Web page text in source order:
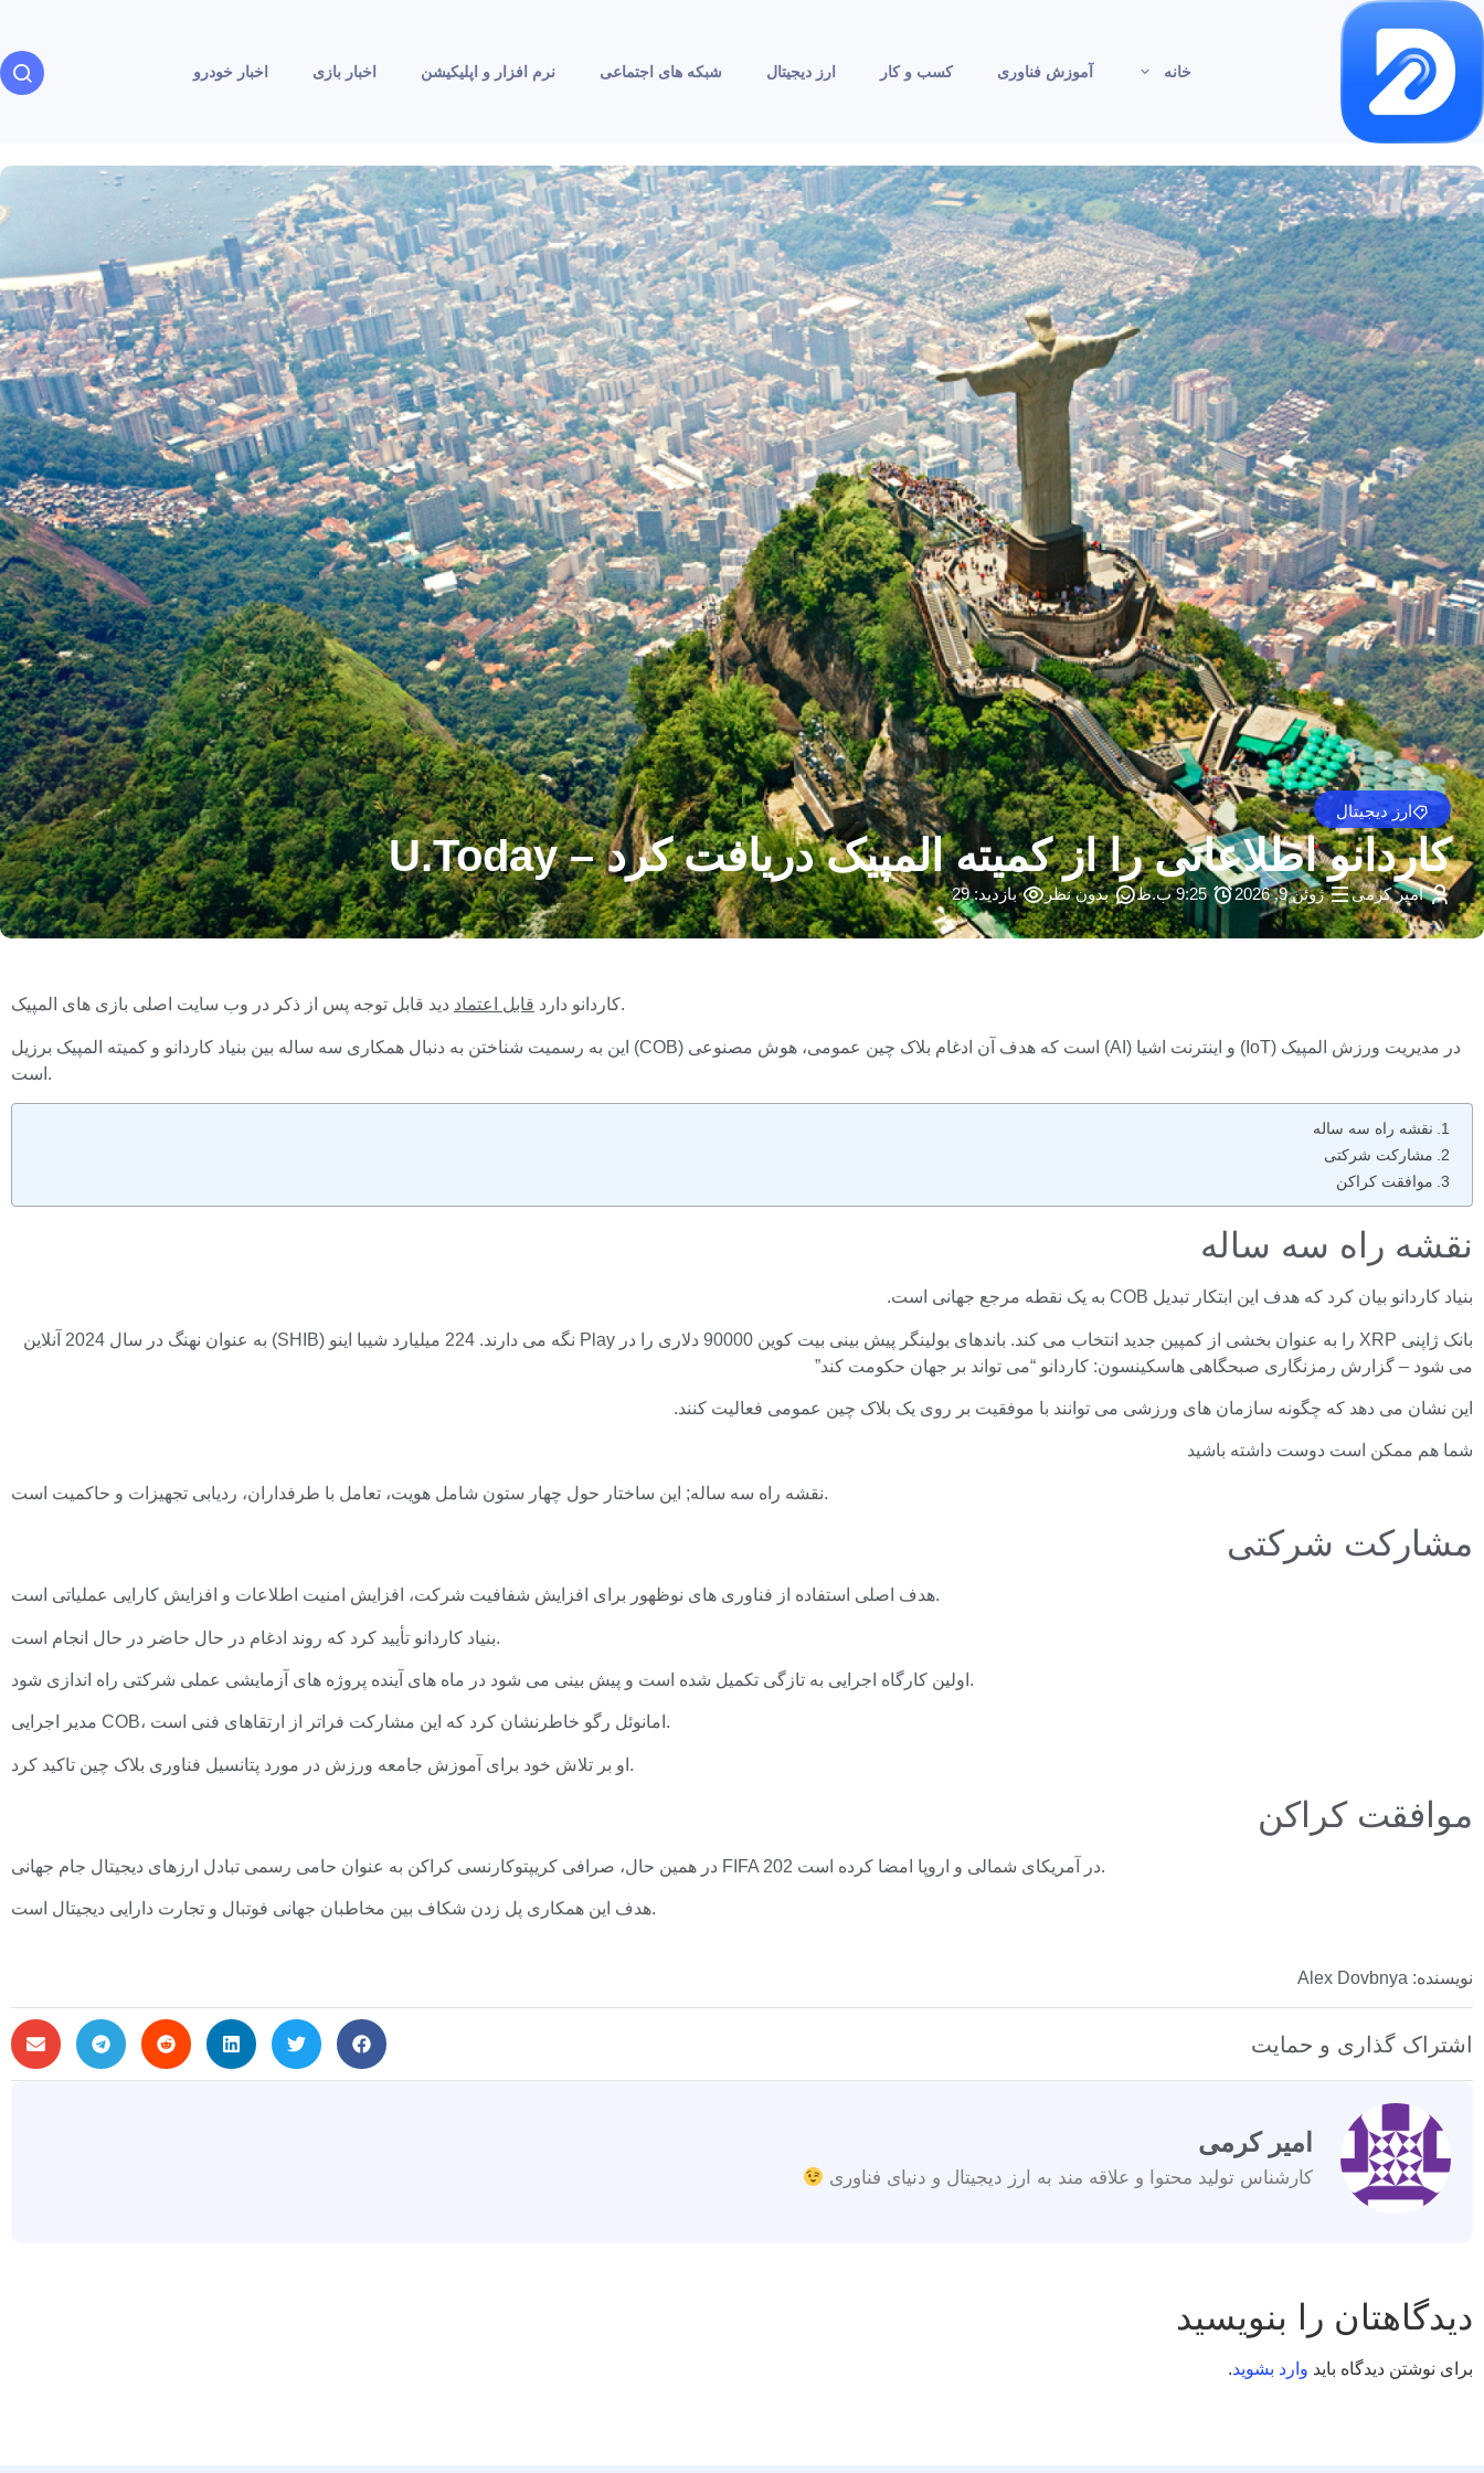
خانه آموزش فناوری کسب و کار ارز دیجیتال شبکه های اجتماعی نرم افزار و اپلیکیشن اخبار بازی اخبار خودرو
ارز دیجیتال
کاردانو اطلاعاتی را از کمیته المپیک دریافت کرد – U.Today
امیر کرمی ژوئن 9, 2026 9:25 ب.ظ بدون نظر بازدید: 29
کاردانو دارد قابل اعتماد دید قابل توجه پس از ذکر در وب سایت اصلی بازی های المپیک.
این به رسمیت شناختن به دنبال همکاری سه ساله بین بنیاد کاردانو و کمیته المپیک برزیل (COB) است که هدف آن ادغام بلاک چین عمومی، هوش مصنوعی (AI) و اینترنت اشیا (IoT) در مدیریت ورزش المپیک
است.
نقشه راه سه ساله
مشارکت شرکتی
موافقت کراکن
نقشه راه سه ساله
بنیاد کاردانو بیان کرد که هدف این ابتکار تبدیل COB به یک نقطه مرجع جهانی است.
بانک ژاپنی XRP را به عنوان بخشی از کمپین جدید انتخاب می کند. باندهای بولینگر پیش بینی بیت کوین 90000 دلاری را در Play نگه می دارند. 224 میلیارد شیبا اینو (SHIB) به عنوان نهنگ در سال 2024 آنلاین
می شود – گزارش رمزنگاری صبحگاهی هاسکینسون: کاردانو “می تواند بر جهان حکومت کند”
این نشان می دهد که چگونه سازمان های ورزشی می توانند با موفقیت بر روی یک بلاک چین عمومی فعالیت کنند.
شما هم ممکن است دوست داشته باشید
نقشه راه سه ساله; این ساختار حول چهار ستون شامل هویت، تعامل با طرفداران، ردیابی تجهیزات و حاکمیت است.
مشارکت شرکتی
هدف اصلی استفاده از فناوری های نوظهور برای افزایش شفافیت شرکت، افزایش امنیت اطلاعات و افزایش کارایی عملیاتی است.
بنیاد کاردانو تأیید کرد که روند ادغام در حال حاضر در حال انجام است.
اولین کارگاه اجرایی به تازگی تکمیل شده است و پیش بینی می شود در ماه های آینده پروژه های آزمایشی عملی شرکتی راه اندازی شود.
مدیر اجرایی COB، امانوئل رگو خاطرنشان کرد که این مشارکت فراتر از ارتقاهای فنی است.
او بر تلاش خود برای آموزش جامعه ورزش در مورد پتانسیل فناوری بلاک چین تاکید کرد.
موافقت کراکن
در همین حال، صرافی کریپتوکارنسی کراکن به عنوان حامی رسمی تبادل ارزهای دیجیتال جام جهانی FIFA 202 در آمریکای شمالی و اروپا امضا کرده است.
هدف این همکاری پل زدن شکاف بین مخاطبان جهانی فوتبال و تجارت دارایی دیجیتال است.
نویسنده: Alex Dovbnya
اشتراک گذاری و حمایت
امیر کرمی
کارشناس تولید محتوا و علاقه مند به ارز دیجیتال و دنیای فناوری
دیدگاهتان را بنویسید
برای نوشتن دیدگاه باید وارد بشوید.